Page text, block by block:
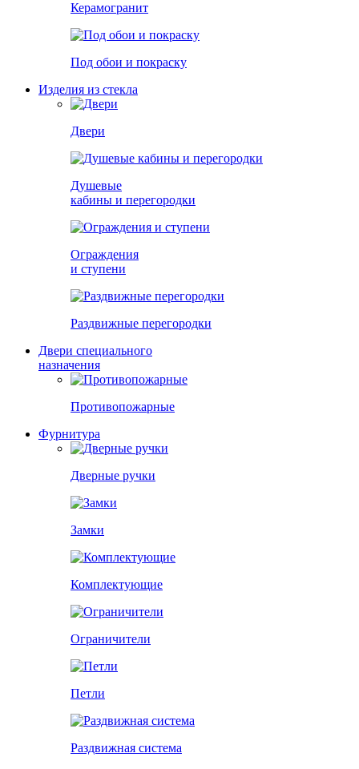
Керамогранит
Под обои и покраску
Изделия из стекла
Двери
Душевые
кабины и перегородки
Ограждения
и ступени
Раздвижные перегородки
Двери специального
назначения
Противопожарные
Фурнитура
Дверные ручки
Замки
Комплектующие
Ограничители
Петли
Раздвижная система